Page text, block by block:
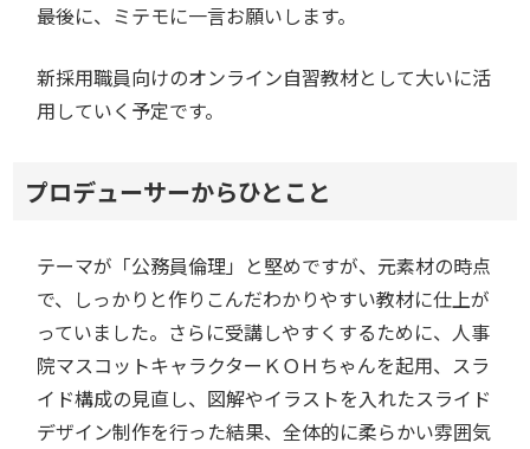
――最後に、ミテモに一言お願いします。
新採用職員向けのオンライン自習教材として大いに活
用していく予定です。
プロデューサーからひとこと
テーマが「公務員倫理」と堅めですが、元素材の時点
で、しっかりと作りこんだわかりやすい教材に仕上が
っていました。さらに受講しやすくするために、人事
院マスコットキャラクターＫＯＨちゃんを起用、スラ
イド構成の見直し、図解やイラストを入れたスライド
デザイン制作を行った結果、全体的に柔らかい雰囲気